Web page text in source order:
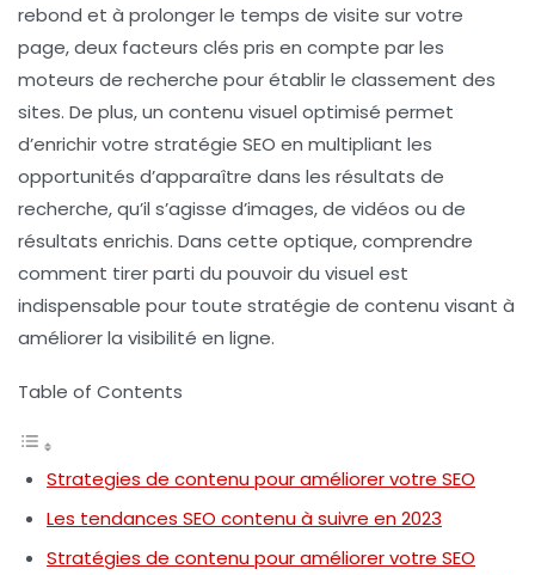
rebond et à prolonger le temps de visite sur votre
page, deux facteurs clés pris en compte par les
moteurs de recherche pour établir le classement des
sites. De plus, un contenu visuel optimisé permet
d’enrichir votre stratégie SEO en multipliant les
opportunités d’apparaître dans les résultats de
recherche, qu’il s’agisse d’images, de vidéos ou de
résultats enrichis. Dans cette optique, comprendre
comment tirer parti du pouvoir du visuel est
indispensable pour toute stratégie de contenu visant à
améliorer la visibilité en ligne.
Table of Contents
Strategies de contenu pour améliorer votre SEO
Les tendances SEO contenu à suivre en 2023
Stratégies de contenu pour améliorer votre SEO